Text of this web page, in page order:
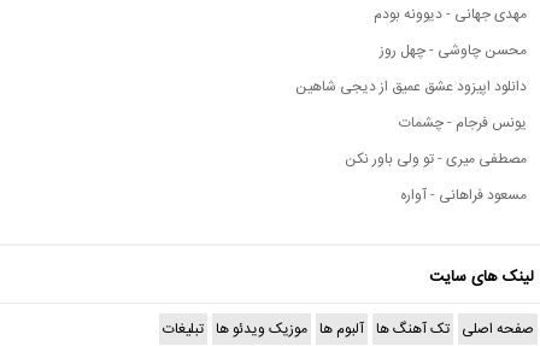
مهدی جهانی - دیوونه بودم
محسن چاوشی - چهل روز
دانلود اپیزود عشق عمیق از دیجی شاهین
یونس فرجام - چشمات
مصطفی میری - تو ولی باور نکن
مسعود فراهانی - آواره
لینک های سایت
صفحه اصلی تک آهنگ ها آلبوم ها موزیک ویدئو ها تبلیغات